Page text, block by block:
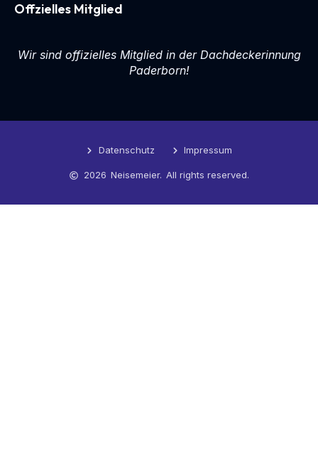
Offzielles Mitglied
Wir sind offizielles Mitglied in der Dachdeckerinnung
Paderborn!
Datenschutz Impressum
2026 Neisemeier. All rights reserved.